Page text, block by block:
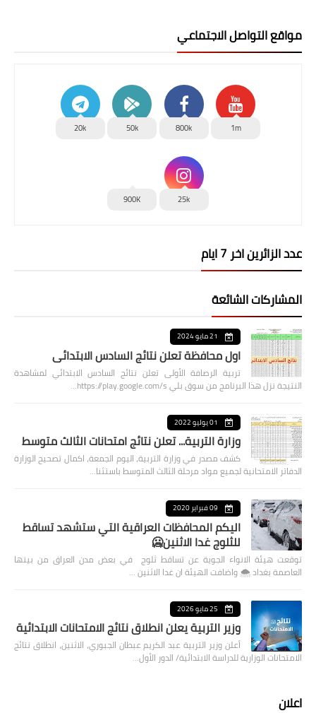
مواقع التواصل الاجتماعي
1m
800k
50k
20k
25k
900K
عدد الزائرين اخر 7 ايام
المشاركات الشائعة
21 مايو 2024
اول محافظة تعلن نتائج السادس الابتدائي
تربية الرصافة الأولى تعلن نتائج السادس الابتدائي لمشاهدة
النتيجة نزل هذا البرنامج من سوق بلي https://play.google.com/s…
01 يوليو 2022
وزارة التربية... تعلن نتائج امتحانات الثالث متوسط
كشف مصدر في وزارة التربية، اليوم الجمعة، اكمال تصحيح الوزارة
الدفاتر الامتحانية لجميع مواد مرحلة الثالث المتوسط باستثنا…
09 فبراير 2020
اليكم المحافظات العراقية التي ستشهد تساقط
للثلوج غدا الاثنين🥶
توقعت هيئة الانواء الجوية عن تساقط ثلوج في بعض مدن العراق من بينها
العاصمة بغداد ⁦🌨️⁩ واضافت الهيئة ان غدا الاثنين …
25 مايو 2026
وزير التربية يعلن انطلاق نتائج الامتحانات الابتدائية
أعلن وزير التربية عبد الكريم عبطان الجبوري، الاثنين، انطلاق نتائج
الامتحانات الوزارية للدراسة الابتدائية/ الدور الأول…
اعلان